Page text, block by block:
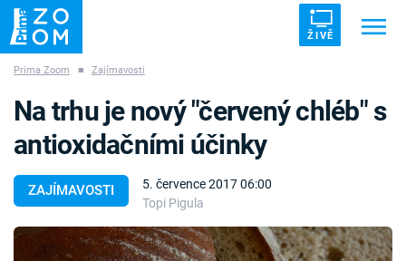
ŽIVĚ
ZÁHADY VETŘELCI DÁVNOVĚKU
Témata
Prima Zoom ■ Zajímavosti
ZAJÍMAVOSTI
5. července 2017 06:00
Topi Pigula
Na trhu je nový "červený chléb" s
antioxidačními účinky